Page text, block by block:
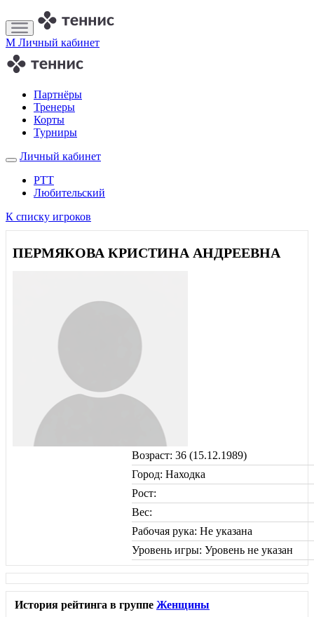
M Личный кабинет
Партнёры
Тренеры
Корты
Турниры
Личный кабинет
РТТ
Любительский
К списку игроков
ПЕРМЯКОВА КРИСТИНА АНДРЕЕВНА
Возраст: 36 (15.12.1989)
Город: Находка
Рост:
Вес:
Рабочая рука: Не указана
Уровень игры: Уровень не указан
История рейтинга в группе Женщины